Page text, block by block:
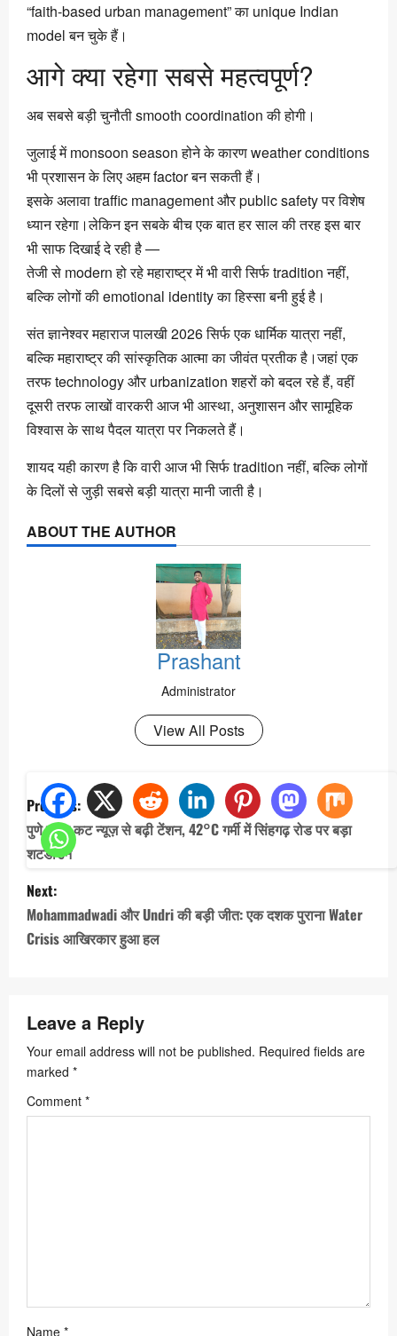
“faith-based urban management” का unique Indian
model बन चुके हैं।
आगे क्या रहेगा सबसे महत्वपूर्ण?
अब सबसे बड़ी चुनौती smooth coordination की होगी।
जुलाई में monsoon season होने के कारण weather conditions
भी प्रशासन के लिए अहम factor बन सकती हैं।
इसके अलावा traffic management और public safety पर विशेष
ध्यान रहेगा।लेकिन इन सबके बीच एक बात हर साल की तरह इस बार
भी साफ दिखाई दे रही है —
तेजी से modern हो रहे महाराष्ट्र में भी वारी सिर्फ tradition नहीं,
बल्कि लोगों की emotional identity का हिस्सा बनी हुई है।
संत ज्ञानेश्वर महाराज पालखी 2026 सिर्फ एक धार्मिक यात्रा नहीं,
बल्कि महाराष्ट्र की सांस्कृतिक आत्मा का जीवंत प्रतीक है।जहां एक
तरफ technology और urbanization शहरों को बदल रहे हैं, वहीं
दूसरी तरफ लाखों वारकरी आज भी आस्था, अनुशासन और सामूहिक
विश्वास के साथ पैदल यात्रा पर निकलते हैं।
शायद यही कारण है कि वारी आज भी सिर्फ tradition नहीं, बल्कि लोगों
के दिलों से जुड़ी सबसे बड़ी यात्रा मानी जाती है।
ABOUT THE AUTHOR
Prashant
Administrator
View All Posts
P
o
s
t
n
a
g
a
t
i
Previous:
पुणे पावर कट न्यूज़ से बढ़ी टेंशन, 42°C गर्मी में सिंहगढ़ रोड पर बड़ा
शटडाउन
Next:
Mohammadwadi और Undri की बड़ी जीत: एक दशक पुराना Water
Crisis आखिरकार हुआ हल
Leave a Reply
Your email address will not be published. Required fields are
marked *
Comment *
Name *